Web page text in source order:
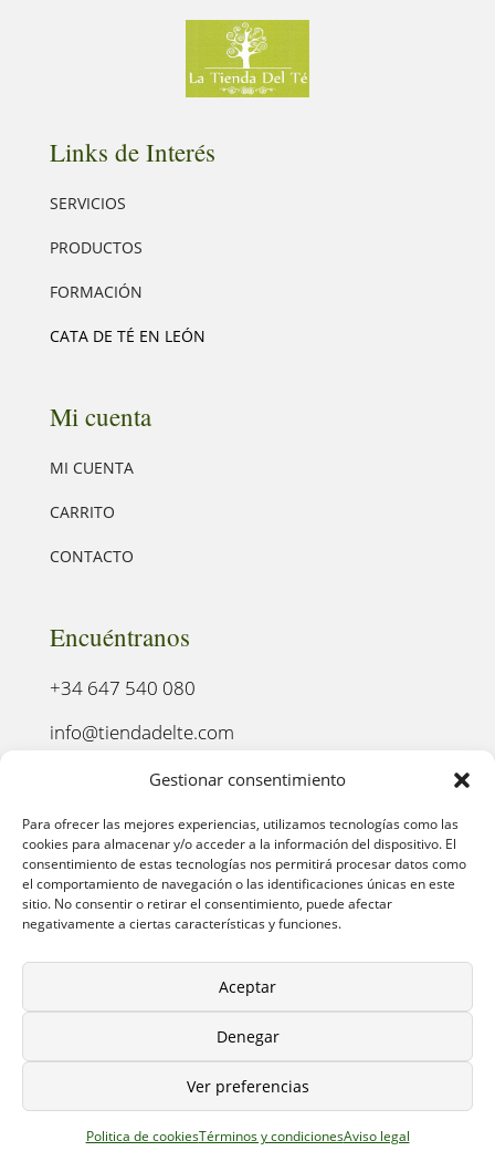
Gestionar consentimiento
Para ofrecer las mejores experiencias, utilizamos tecnologías como las
cookies para almacenar y/o acceder a la información del dispositivo. El
consentimiento de estas tecnologías nos permitirá procesar datos como
el comportamiento de navegación o las identificaciones únicas en este
sitio. No consentir o retirar el consentimiento, puede afectar
negativamente a ciertas características y funciones.
Aceptar
Denegar
Ver preferencias
Politica de cookiesTérminos y condicionesAviso legal
Links de Interés
SERVICIOS
PRODUCTOS
FORMACIÓN
CATA DE TÉ EN LEÓN
Mi cuenta
MI CUENTA
CARRITO
CONTACTO
Encuéntranos
+34 647 540 080
info@tiendadelte.com
Punto oficial de recogida:
C. Pozo, 13, 24003. León
POLÍTICA DE PRIVACIDAD
ENVÍO Y ENTREGA TÉRMINOS Y CONDICIONES